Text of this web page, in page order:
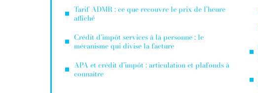
Tarif ADMR : ce que recouvre le prix de l’heure
affiché
Crédit d’impôt services à la personne : le
mécanisme qui divise la facture
APA et crédit d’impôt : articulation et plafonds à
connaître